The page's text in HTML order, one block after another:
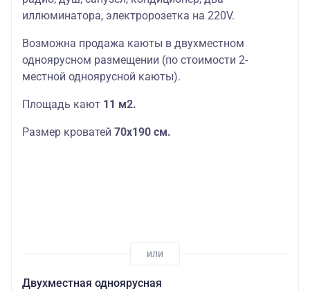
иллюминатора, электророзетка на 220V.
Возможна продажа каюты в двухместном
одноярусном размещении (по стоимости 2-
местной одноярусной каюты).
Площадь кают 11 м2.
Размер кроватей 70х190 см.
Двухместная одноярусная